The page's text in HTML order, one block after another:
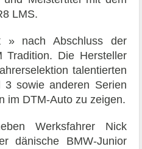
LMS.
» nach Abschluss der
Die Hersteller
talentierten
sowie anderen Serien
im DTM-Auto zu zeigen.
Werksfahrer Nick
dänische BMW-Junior